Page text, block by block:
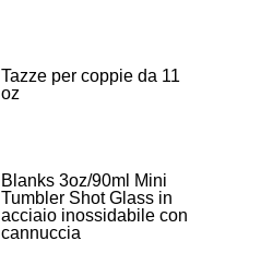
Tazze per coppie da 11
oz
Blanks 3oz/90ml Mini
Tumbler Shot Glass in
acciaio inossidabile con
cannuccia